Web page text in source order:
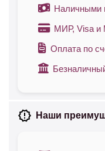
Наличными
МИР, Visa и
Оплата по
Наши